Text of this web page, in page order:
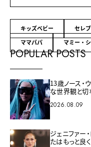
キッズベビー セレブ
ママパパ
マミー・
POPULAR POSTS
13歳ノース・
な世界観と
2026.08.09
ジェニファー
たはもっと良